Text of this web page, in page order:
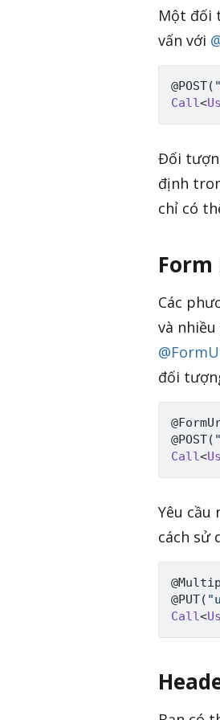
Một đối
vấn với
@POST(
Call<
Đối
định
chỉ có
Các
và
đối
@POST(
Call<
Yêu cầu
cách sử
@PUT(
Call<